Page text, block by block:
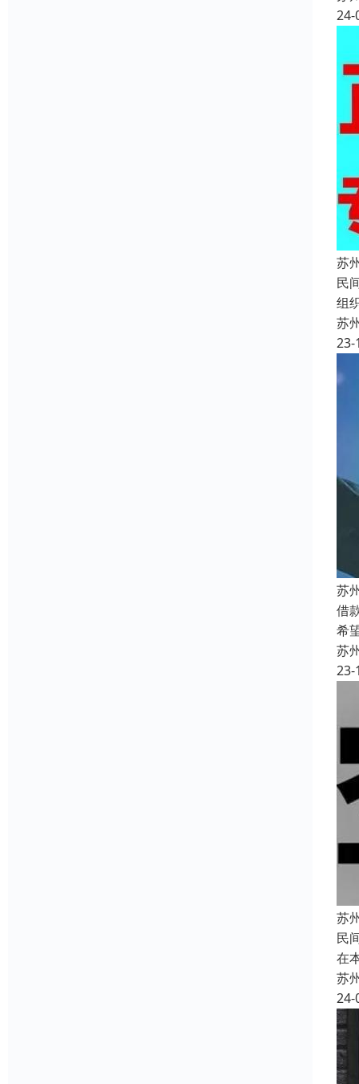
24-
苏
民
组
苏
23-
苏
借
希
苏
23-
苏
民
在
苏
24-